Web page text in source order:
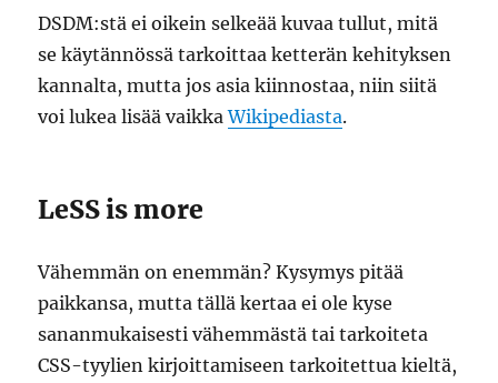
DSDM:stä ei oikein selkeää kuvaa tullut, mitä
se käytännössä tarkoittaa ketterän kehityksen
kannalta, mutta jos asia kiinnostaa, niin siitä
voi lukea lisää vaikkaWikipediasta.
LeSS is more
Vähemmän on enemmän? Kysymys pitää
paikkansa, mutta tällä kertaa ei ole kyse
sananmukaisesti vähemmästä tai tarkoiteta
CSS-tyylien kirjoittamiseen tarkoitettua kieltä,